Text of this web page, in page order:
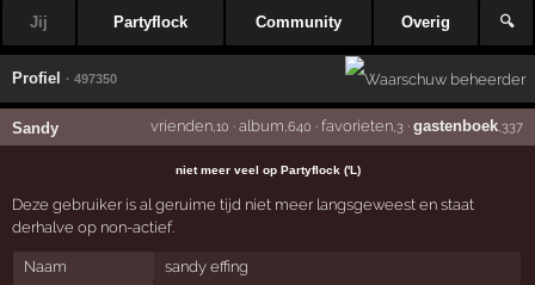
Jij Partyflock Community Overig 🔍
Profiel · 497350
Sandy vrienden,10 · album ,640 · favorieten,3· gastenboek,337
niet meer veel op Partyflock ('L)
Deze gebruiker is al geruime tijd niet meer langsgeweest en staat
derhalve op non-actief.
Naam
sandy effing